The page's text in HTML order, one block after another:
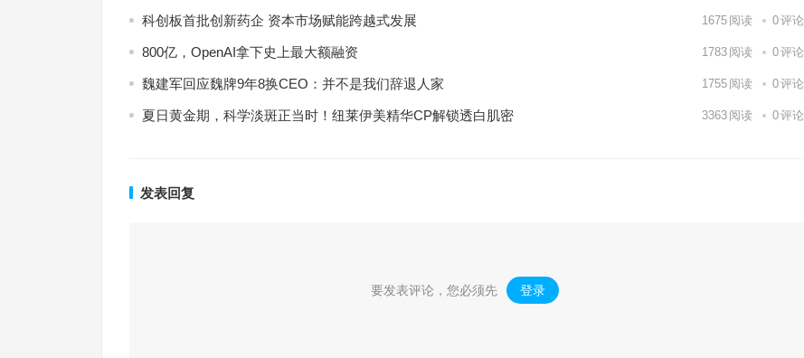
科创板首批创新药企 资本市场赋能跨越式发展 1675 阅读 0评论
800亿，OpenAI拿下史上最大额融资 1783 阅读 0评论
魏建军回应魏牌9年8换CEO：并不是我们辞退人家 1755 阅读 0评论
夏日黄金期，科学淡斑正当时！纽莱伊美精华CP解锁透白肌密 3363 阅读 0评论
发表回复
要发表评论，您必须先 登录 。